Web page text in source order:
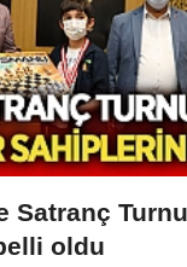
Satranç
oldu